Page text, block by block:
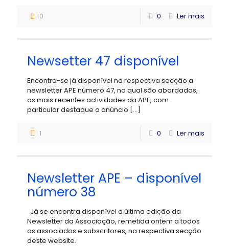
0 0 Ler mais
Newsetter 47 disponível
Encontra-se já disponível na respectiva secção a
newsletter APE número 47, no qual são abordadas,
as mais recentes actividades da APE, com
particular destaque o anúncio […]
1 0 Ler mais
Newsletter APE – disponível
número 38
Já se encontra disponível a última edição da
Newsletter da Associação, remetida ontem a todos
os associados e subscritores, na respectiva secção
deste website.